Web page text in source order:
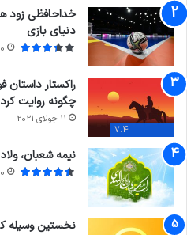
خداحافظی زود
دنیای بازی
30
7.4
راکستار داستان
چگونه روایت
11 جولای 2021
نیمه شعبان،
20
نخستین وسیله